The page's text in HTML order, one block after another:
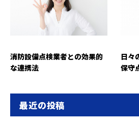
消防設備点検業者との効果的
な連携法
日々
保守
最近の投稿